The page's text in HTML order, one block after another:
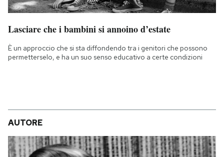
Lasciare che i bambini si annoino d’estate
È un approccio che si sta diffondendo tra i genitori che possono
permetterselo, e ha un suo senso educativo a certe condizioni
AUTORE